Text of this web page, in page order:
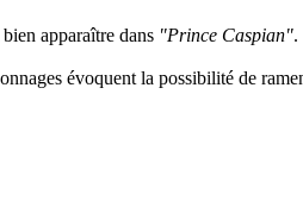
apparaître dans "Prince Caspian".
évoquent la possibilité de